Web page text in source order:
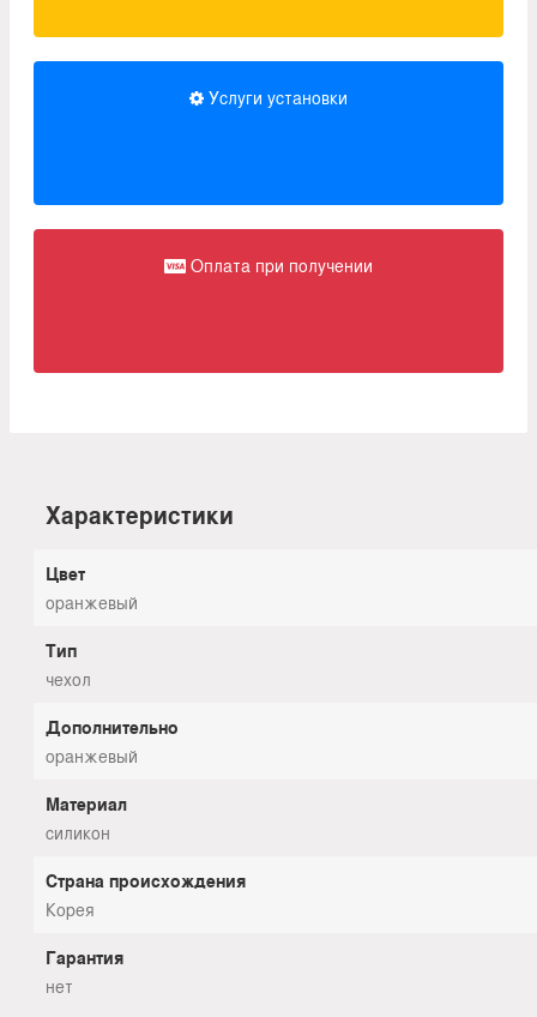
Услуги установки
Оплата при получении
Характеристики
Цвет
оранжевый
Тип
чехол
Дополнительно
оранжевый
Материал
силикон
Страна происхождения
Корея
Гарантия
нет